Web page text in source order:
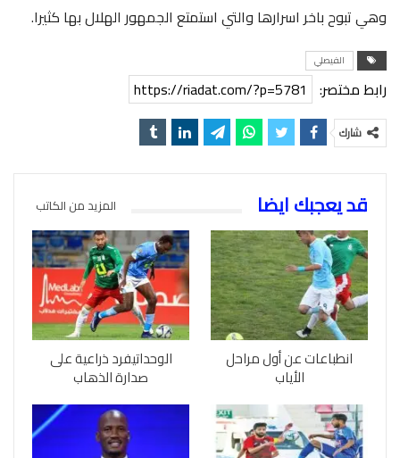
وهي تبوح باخر اسرارها والتي استمتع الجمهور الهلال بها كثيرا.
الفيصلي
رابط مختصر: https://riadat.com/?p=5781
شارك
قد يعجبك ايضا المزيد من الكاتب
انطباعات عن أول مراحل
الأياب
الوحداتيفرد ذراعية على
صدارة الذهاب